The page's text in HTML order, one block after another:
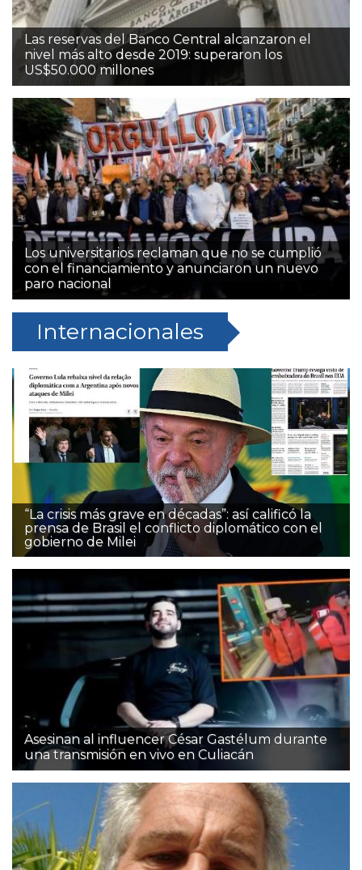
Las reservas del Banco Central alcanzaron el
nivel más alto desde 2019: superaron los
US$50.000 millones
Los universitarios reclaman que no se cumplió
con el financiamiento y anunciaron un nuevo
paro nacional
Internacionales
“La crisis más grave en décadas”: así calificó la
prensa de Brasil el conflicto diplomático con el
gobierno de Milei
Asesinan al influencer César Gastélum durante
una transmisión en vivo en Culiacán